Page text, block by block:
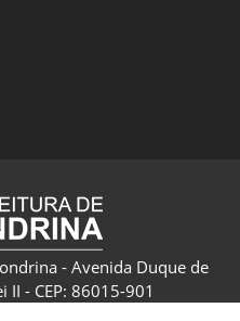
- Avenida Duque de
II - CEP: 86015-901